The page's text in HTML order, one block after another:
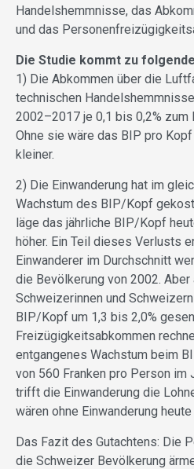
Handelshemmnisse, das
und das
Die Studie kommt zu
1) Die Abkommen über die
technischen
2002–2017 je 0,1 bis 0,2%
Ohne sie wäre das BIP pro
kleiner.
2) Die Einwanderung hat im
Wachstum des BIP/Kopf
läge das jährliche BIP/Kopf
höher. Ein Teil dieses Verlusts
Einwanderer im Durchschnitt
die Bevölkerung von 2002. Aber
Schweizerinnen und
BIP/Kopf um 1,3 bis 2,0%
Freizügigkeitsabkommen
entgangenes Wachstum beim
von 560 Franken pro Person im
trifft die Einwanderung die
wären ohne Einwanderung
Das Fazit des Gutachtens: Die
die Schweizer Bevölkerung